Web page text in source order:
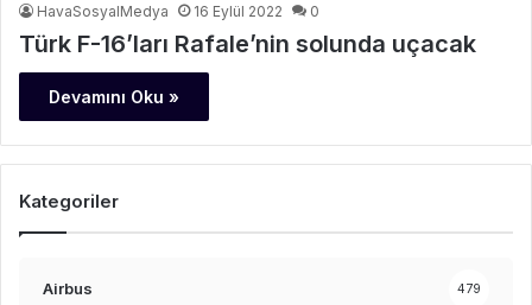
HavaSosyalMedya 16 Eylül 2022 0
Türk F-16’ları Rafale’nin solunda uçacak
Devamını Oku »
Kategoriler
Airbus 479